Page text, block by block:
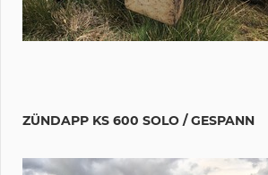
ZÜNDAPP KS 600 SOLO / GESPANN